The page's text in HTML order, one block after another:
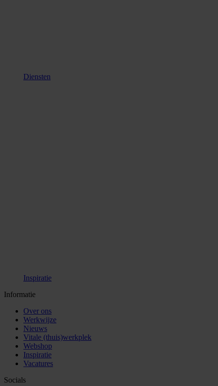
Diensten
Inspiratie
Informatie
Over ons
Werkwijze
Nieuws
Vitale (thuis)werkplek
Webshop
Inspiratie
Vacatures
Socials